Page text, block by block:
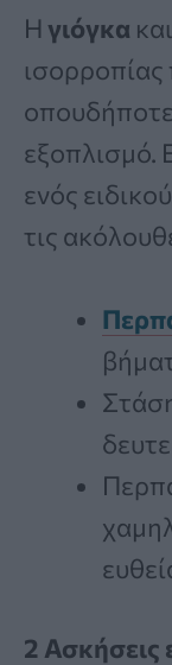
Η γιόγκα
ισορροπίας
οπουδήποτε
εξοπλισμό.
ενός
τις
2 Ασκήσεις